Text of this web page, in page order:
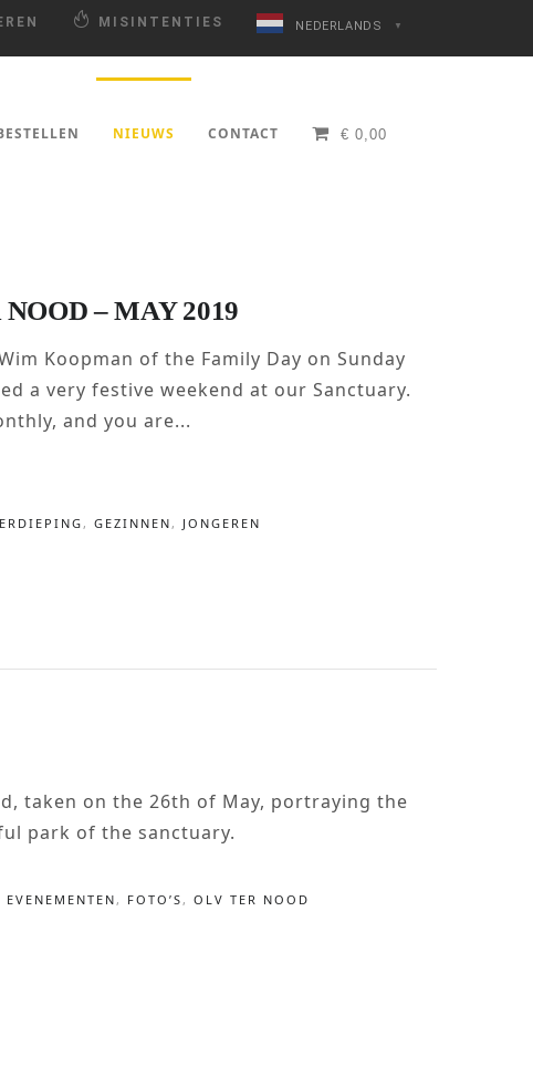
MISINTENTIES NEDERLANDS ▼
NIEUWS CONTACT € 0,00
– MAY 2019
Koopman of the Family Day on Sunday
a very festive weekend at our Sanctuary.
and you are...
,GEZINNEN, JONGEREN
taken on the 26th of May, portraying the
park of the sanctuary.
EVENEMENTEN, FOTO’S,OLV TER NOOD